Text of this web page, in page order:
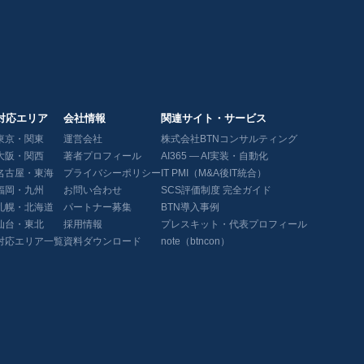
応エリア
京・関東
阪・関西
古屋・東海
岡・九州
幌・北海道
台・東北
応エリア一覧
会社情報
運営会社
著者プロフィール
プライバシーポリシー
お問い合わせ
パートナー募集
採用情報
資料ダウンロード
関連サイト・サービス
株式会社BTNコンサルティング
AI365 — AI実装・自動化
IT PMI（M&A後IT統合）
SCS評価制度 完全ガイド
BTN導入事例
プレスキット・代表プロフィール
note（btncon）